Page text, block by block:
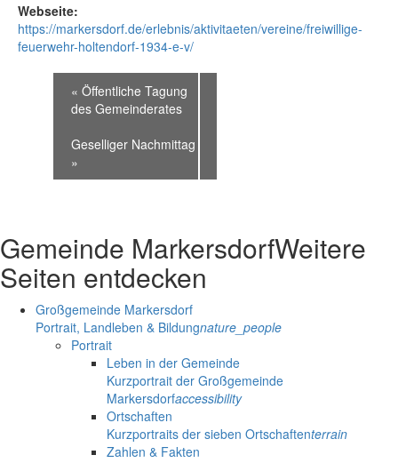
Webseite:
https://markersdorf.de/erlebnis/aktivitaeten/vereine/freiwillige-
feuerwehr-holtendorf-1934-e-v/
« Öffentliche Tagung
des Gemeinderates
Geselliger Nachmittag
»
Gemeinde MarkersdorfWeitere
Seiten entdecken
Großgemeinde Markersdorf
Portrait, Landleben & Bildungnature_people
Portrait
Leben in der Gemeinde
Kurzportrait der Großgemeinde
Markersdorfaccessibility
Ortschaften
Kurzportraits der sieben Ortschaftenterrain
Zahlen & Fakten